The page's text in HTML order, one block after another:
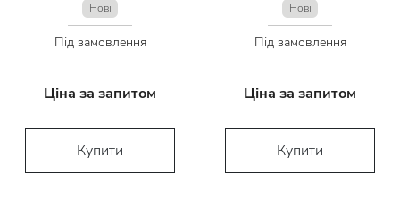
Нові
Під замовлення
Ціна за запитом
Купити
Нові
Під замовлення
Ціна за запитом
Купити